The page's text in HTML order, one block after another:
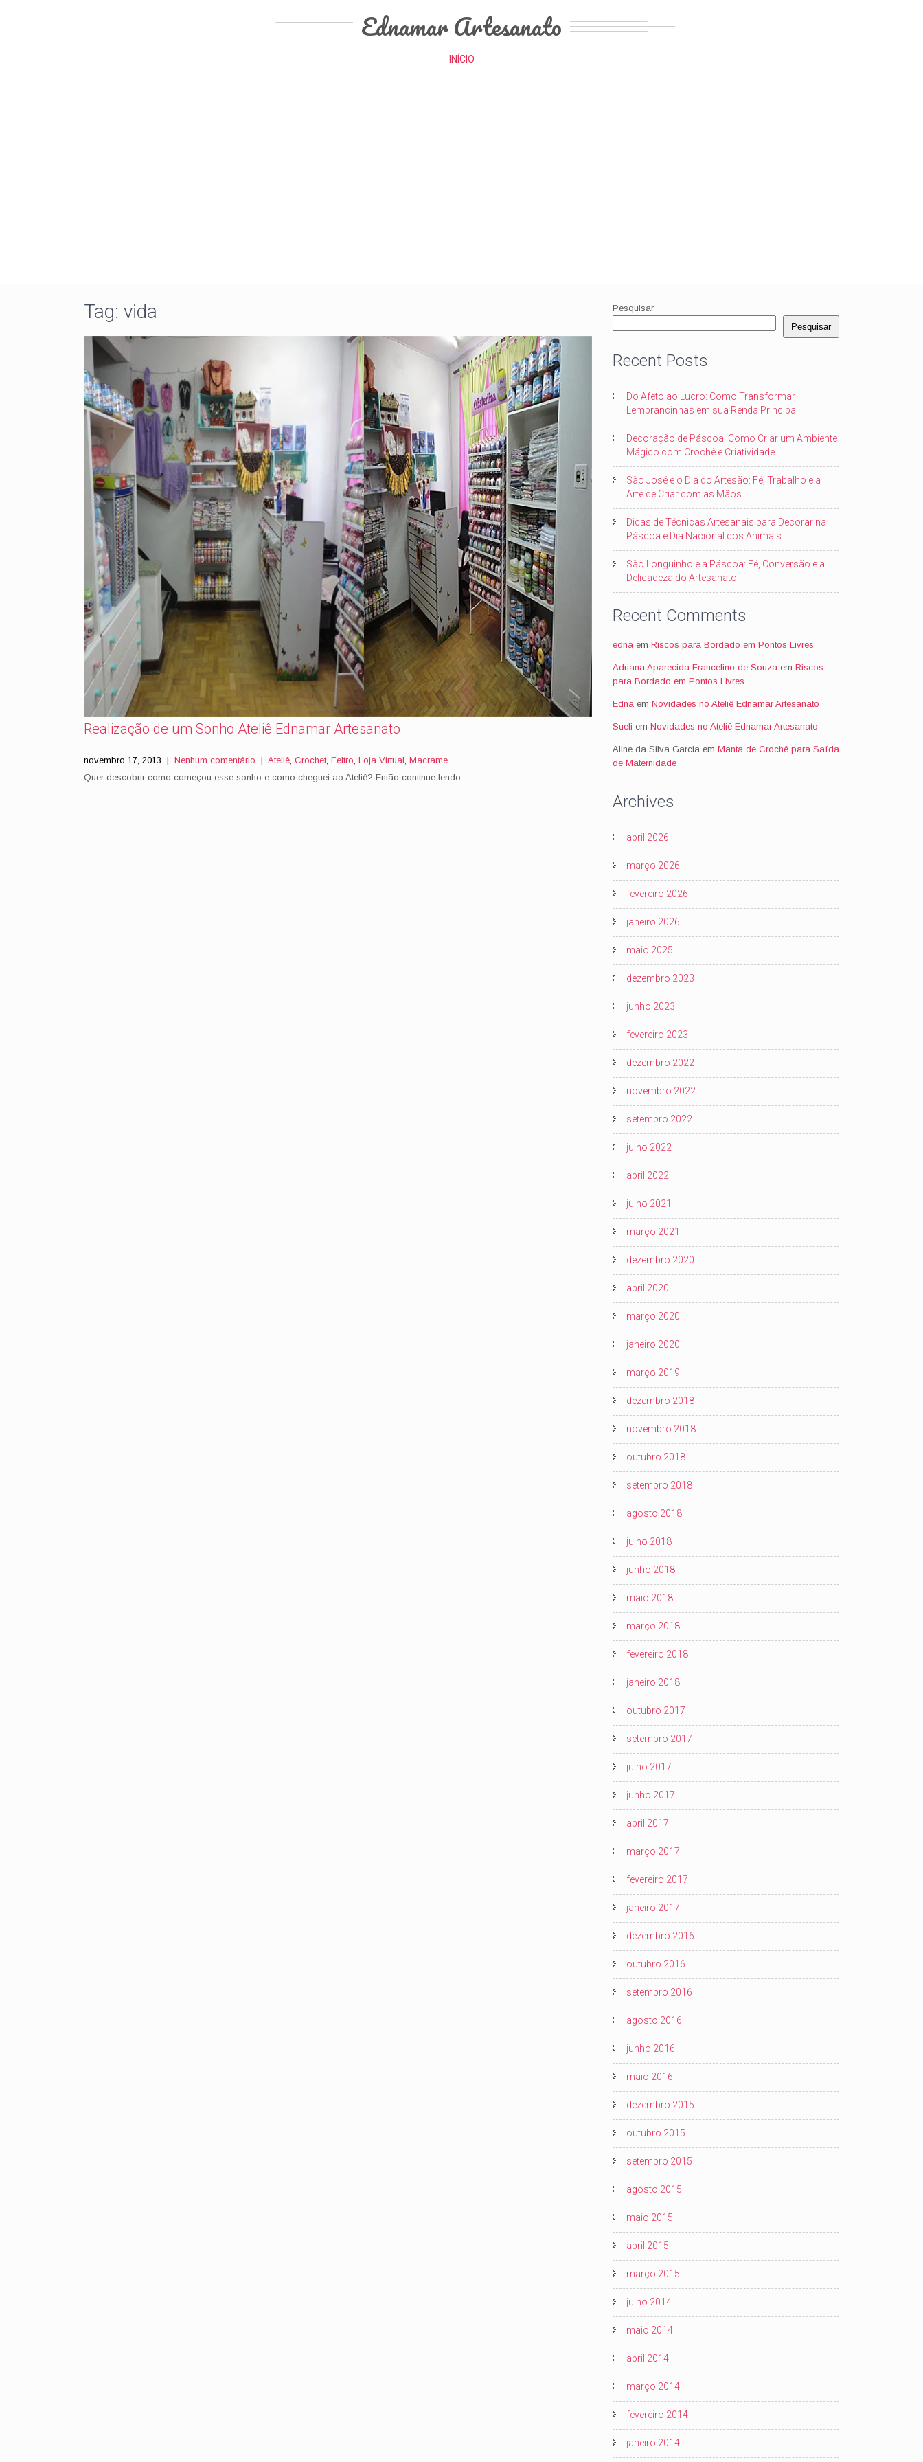
Ednamar Artesanato
INÍCIO
Tag: vida
Realização de um Sonho Ateliê Ednamar Artesanato
novembro 17, 2013 | Nenhum comentário | Ateliê, Crochet, Feltro, Loja Virtual, Macrame
Quer descobrir como começou esse sonho e como cheguei ao Ateliê? Então continue lendo…
Pesquisar
Pesquisar
Recent Posts
Do Afeto ao Lucro: Como Transformar
Lembrancinhas em sua Renda Principal
Decoração de Páscoa: Como Criar um Ambiente
Mágico com Crochê e Criatividade
São José e o Dia do Artesão: Fé, Trabalho e a
Arte de Criar com as Mãos
Dicas de Técnicas Artesanais para Decorar na
Páscoa e Dia Nacional dos Animais
São Longuinho e a Páscoa: Fé, Conversão e a
Delicadeza do Artesanato
Recent Comments
edna em Riscos para Bordado em Pontos Livres
Adriana Aparecida Francelino de Souza em Riscos
para Bordado em Pontos Livres
Edna em Novidades no Ateliê Ednamar Artesanato
Sueli em Novidades no Ateliê Ednamar Artesanato
Aline da Silva Garcia em Manta de Crochê para Saída
de Maternidade
Archives
abril 2026
março 2026
fevereiro 2026
janeiro 2026
maio 2025
dezembro 2023
junho 2023
fevereiro 2023
dezembro 2022
novembro 2022
setembro 2022
julho 2022
abril 2022
julho 2021
março 2021
dezembro 2020
abril 2020
março 2020
janeiro 2020
março 2019
dezembro 2018
novembro 2018
outubro 2018
setembro 2018
agosto 2018
julho 2018
junho 2018
maio 2018
março 2018
fevereiro 2018
janeiro 2018
outubro 2017
setembro 2017
julho 2017
junho 2017
abril 2017
março 2017
fevereiro 2017
janeiro 2017
dezembro 2016
outubro 2016
setembro 2016
agosto 2016
junho 2016
maio 2016
dezembro 2015
outubro 2015
setembro 2015
agosto 2015
maio 2015
abril 2015
março 2015
julho 2014
maio 2014
abril 2014
março 2014
fevereiro 2014
janeiro 2014